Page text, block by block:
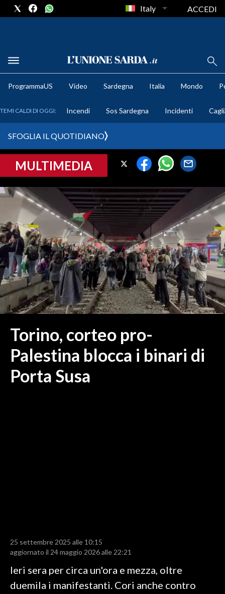
METEO
CRONACA SARDEGNA
PROVINCIA DI CAGLIARI
SULCIS IGLESIENTE
MEDIO CAMPIDANO
ORISTANO E PROVINCIA
SASSARI E PROVINCIA
GALLURA
NUORO E PROVINCIA
OGLIASTRA
ITALIA
MONDO
RISULTATI E CLASSIFICHE
CALCIO REGIONALE
BASKET
Italy ACCEDI
ProgrammaUS Video Sardegna Italia Mondo
TEMI CALDI DI OGGI: Incendi Sos Sardegna Incidenti
SFOGLIA IL QUOTIDIANO
MULTIMEDIA
Torino, corteo pro-
Palestina blocca i binari di
Porta Susa
25 settembre 2025 alle 10:15
aggiornato il 24 maggio 2026 alle 22:21
Ieri sera per circa un'ora e mezza, oltre
duemila i manifestanti. Cori anche contro